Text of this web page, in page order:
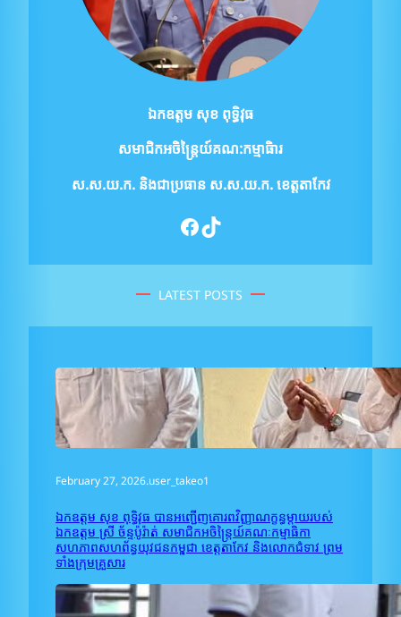
ឯកឧត្ដម សុខ ពុទ្ធិវុធ
សមាជិកអចិន្ត្រៃយ៍គណ:កម្មាធិារ
ស.ស.យ.ក. និងជាប្រធាន ស.ស.យ.ក. ខេត្តតាកែវ
Facebook TikTok
LATEST POSTS
February 27, 2026.user_takeo1
ឯកឧត្តម សុខ ពុទ្ធិវុធ បានអញ្ជើញគោរពវិញ្ញាណក្ខន្ធម្តាយរបស់
ឯកឧត្តម ស្រី ច័ន្ទប៉ូរ៉ាត់ សមាជិកអចិន្រ្តៃយ៍គណៈកម្មាធិកា
សហភាពសហព័ន្ធយុវជនកម្ពុជា ខេត្តតាកែវ និងលោកជំទាវ ព្រម
ទាំងក្រុមគ្រួសារ